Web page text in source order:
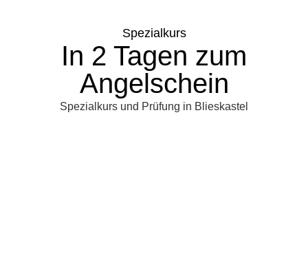
Spezialkurs
In 2 Tagen zum
Angelschein
Spezialkurs und Prüfung in Blieskastel